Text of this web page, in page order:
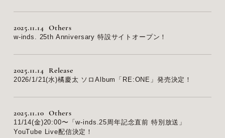
2025.11.14
Others
w-inds. 25th Anniversary 特設サイトオープン！
2025.11.14
Release
2026/1/21(水)橘慶太 ソロAlbum「RE:ONE」発売決定！
2025.11.10
Others
11/14(金)20:00〜「w-inds.25周年記念直前 特別放送」
YouTube Live配信決定！